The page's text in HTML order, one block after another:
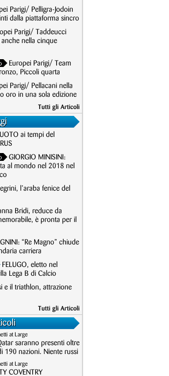
Parigi/ Pelligra-Jodoin
dalla piattaforma sincro
Parigi/ Taddeucci
nella cinque
Europei Parigi/ Team
Piccoli quarta
Parigi/ Pellacani nella
oro in una sola edizione
Tutti gli Articoli
ai tempi del
GIORGIO MINISINI:
al mondo nel 2018 nel
l’araba fenice del
Bridi, reduce da
è pronta per il
“Re Magno” chiude
carriera
FELUGO, eletto nel
Lega B di Calcio
e il triathlon, attrazione
Tutti gli Articoli
at Large
saranno presenti oltre
190 nazioni. Niente russi
at Large
COVENTRY